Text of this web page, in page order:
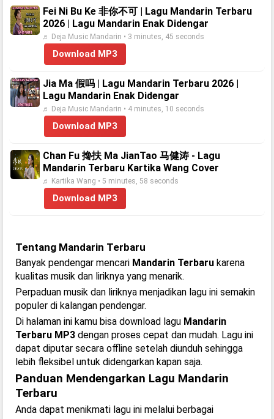
Fei Ni Bu Ke 非你不可 | Lagu Mandarin Terbaru
2026 | Lagu Mandarin Enak Didengar
♬ Deja Music Mandarin • 3 minutes, 45 seconds
Download MP3
Jia Ma 假吗 | Lagu Mandarin Terbaru 2026 |
Lagu Mandarin Enak Didengar
♬ Deja Music Mandarin • 4 minutes, 10 seconds
Download MP3
Chan Fu 搀扶 Ma JianTao 马健涛 - Lagu
Mandarin Terbaru Kartika Wang Cover
♬ Kartika Wang • 5 minutes, 58 seconds
Download MP3
Tentang Mandarin Terbaru
Banyak pendengar mencari Mandarin Terbaru karena
kualitas musik dan liriknya yang menarik.
Perpaduan musik dan liriknya menjadikan lagu ini semakin
populer di kalangan pendengar.
Di halaman ini kamu bisa download lagu Mandarin
Terbaru MP3 dengan proses cepat dan mudah. Lagu ini
dapat diputar secara offline setelah diunduh sehingga
lebih fleksibel untuk didengarkan kapan saja.
Panduan Mendengarkan Lagu Mandarin
Terbaru
Anda dapat menikmati lagu ini melalui berbagai